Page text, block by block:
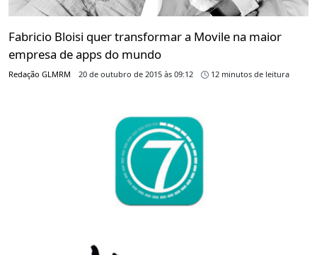
Fabricio Bloisi quer transformar a Movile na maior
empresa de apps do mundo
Redação GLMRM 20 de outubro de 2015 às 09:12 12 minutos de leitura